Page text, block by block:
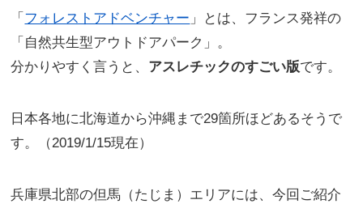
「 フォレストアドベンチャー 」とは、フランス発祥の
「自然共生型アウトドアパーク」。
分かりやすく言うと、 アスレチックのすごい版です。
日本各地に北海道から沖縄まで29箇所ほどあるそうで
す。（2019/1/15現在）
兵庫県北部の但馬（たじま）エリアには、今回ご紹介